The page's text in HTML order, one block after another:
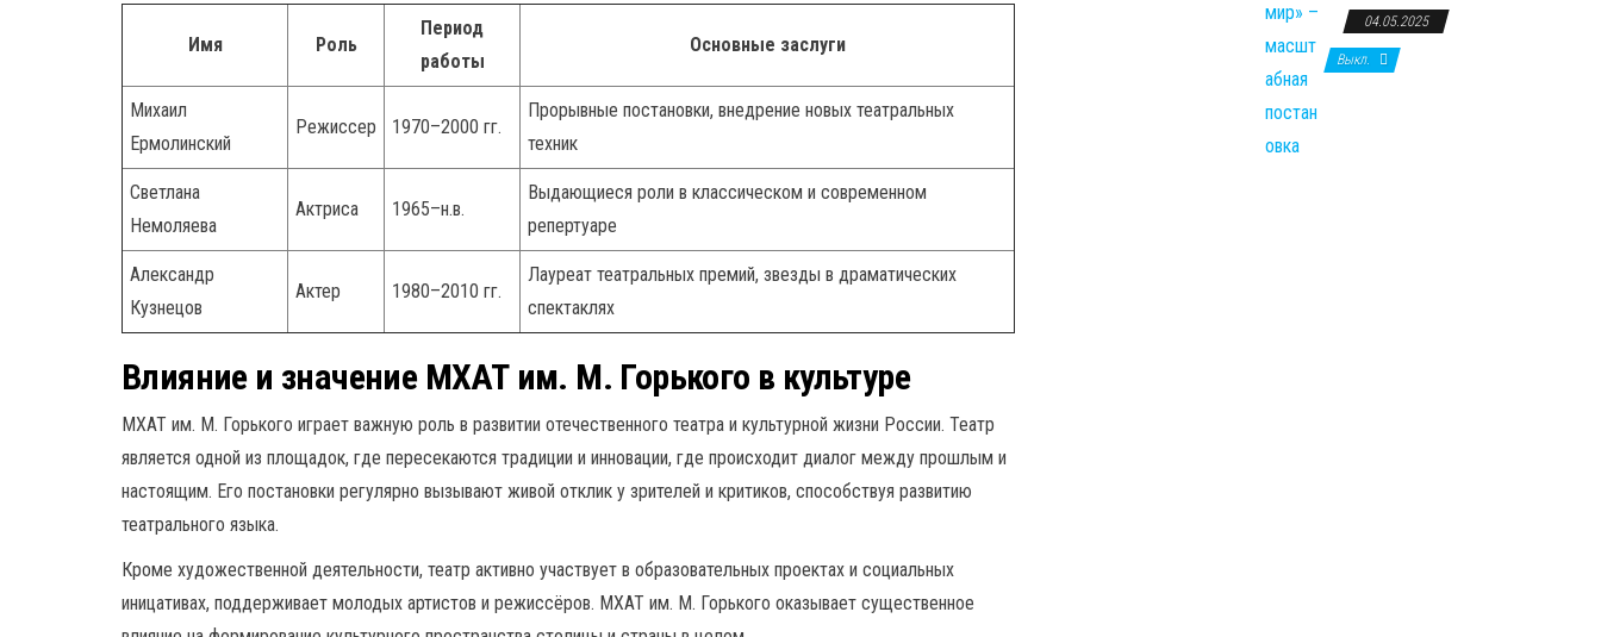
Имя Роль
Период
работы
Основные заслуги
Михаил
Ермолинский
Режиссер 1970–2000 гг.
Прорывные постановки, внедрение новых театральных
техник
Светлана
Немоляева
Актриса 1965–н.в.
Выдающиеся роли в классическом и современном
репертуаре
Александр
Кузнецов
Актер 1980–2010 гг.
Лауреат театральных премий, звезды в драматических
спектаклях
Влияние и значение МХАТ им. М. Горького в культуре
МХАТ им. М. Горького играет важную роль в развитии отечественного театра и культурной жизни России. Театр
является одной из площадок, где пересекаются традиции и инновации, где происходит диалог между прошлым и
настоящим. Его постановки регулярно вызывают живой отклик у зрителей и критиков, способствуя развитию
театрального языка.
Кроме художественной деятельности, театр активно участвует в образовательных проектах и социальных
иницативах, поддерживает молодых артистов и режиссёров. МХАТ им. М. Горького оказывает существенное
04.05.2025
Выкл.